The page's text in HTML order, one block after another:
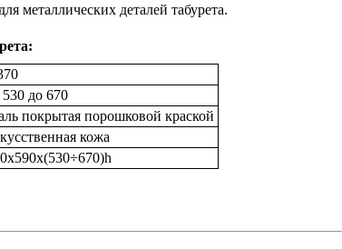
металлических деталей табурета.
530 до 670
покрытая порошковой краской
кожа